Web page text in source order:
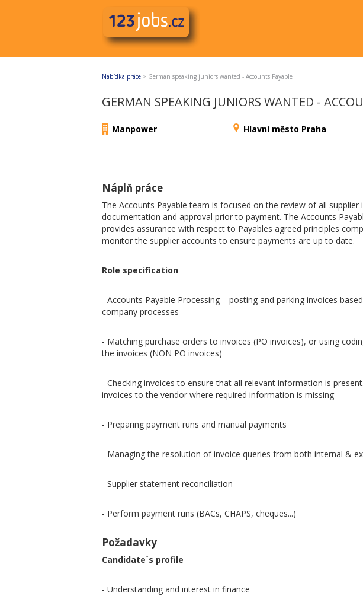
Nabídka práce > German speaking juniors wanted - Accounts Payable
GERMAN SPEAKING JUNIORS WANTED -
Manpower Hlavní město Praha
Náplň práce
The Accounts Payable team is focused on the review of all supplier
documentation and approval prior to payment. The Accounts
provides assurance with respect to Payables agreed principles
monitor the supplier accounts to ensure payments are up to date.
Role specification
- Accounts Payable Processing – posting and parking invoices
company processes
- Matching purchase orders to invoices (PO invoices), or using
the invoices (NON PO invoices)
- Checking invoices to ensure that all relevant information is
invoices to the vendor where required information is missing
- Preparing payment runs and manual payments
- Managing the resolution of invoice queries from both internal &
- Supplier statement reconciliation
- Perform payment runs (BACs, CHAPS, cheques...)
Požadavky
Candidate´s profile
- Understanding and interest in finance